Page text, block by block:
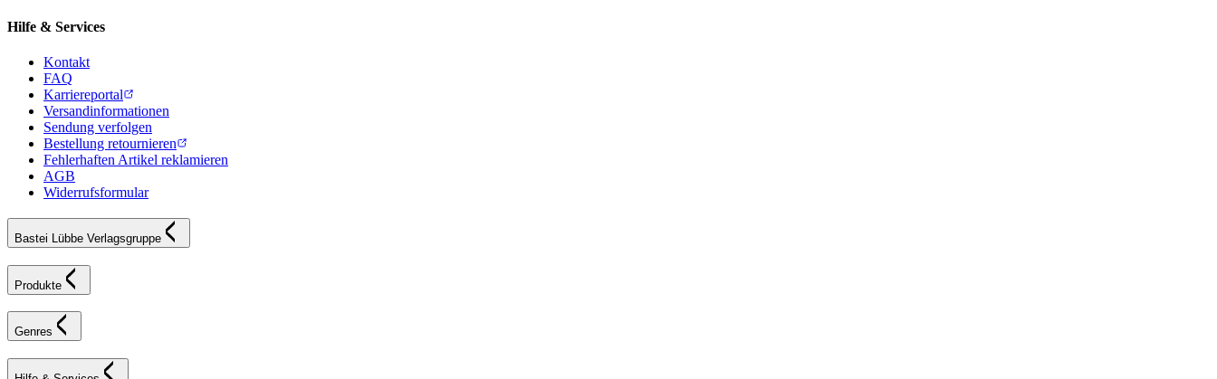
Hilfe & Services
Kontakt
FAQ
Karriereportal
Versandinformationen
Sendung verfolgen
Bestellung retournieren
Fehlerhaften Artikel reklamieren
AGB
Widerrufsformular
Bastei Lübbe Verlagsgruppe
Produkte
Genres